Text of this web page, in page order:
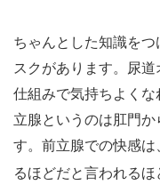
ちゃんとした知識を
スクがあります。尿
仕組みで気持ちよく
立腺というのは肛門
す。前立腺での快感
るほどだと言われるほ